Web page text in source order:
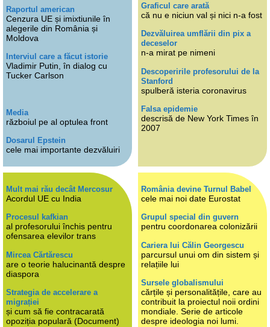
Raportul american
Cenzura UE și imixtiunile în
alegerile din România și
Moldova
Interviul care a făcut istorie
Vladimir Putin, în dialog cu
Tucker Carlson
Media
războiul pe al optulea front
Dosarul Epstein
cele mai importante dezvăluiri
Graficul care arată
că nu e niciun val și nici n-a fost
Dezvăluirea umflării din pix a
deceselor
n-a mirat pe nimeni
Descoperirile profesorului de la
Stanford
spulberă isteria coronavirus
Falsa epidemie
descrisă de New York Times în
2007
Mult mai rău decât Mercosur
Acordul UE cu India
Procesul kafkian
al profesorului închis pentru
ofensarea elevilor trans
Mircea Cărtărescu
are o teorie halucinantă despre
diaspora
Strategia de accelerare a
migrației
și cum să fie contracarată
opoziția populară (Document)
România devine Turnul Babel
cele mai noi date Eurostat
Grupul special din guvern
pentru coordonarea colonizării
Cariera lui Călin Georgescu
parcursul unui om din sistem și
relațiile lui
Sursele globalismului
cărțile și personalitățile, care au
contribuit la proiectul noii ordini
mondiale. Serie de articole
despre ideologia noi lumi.